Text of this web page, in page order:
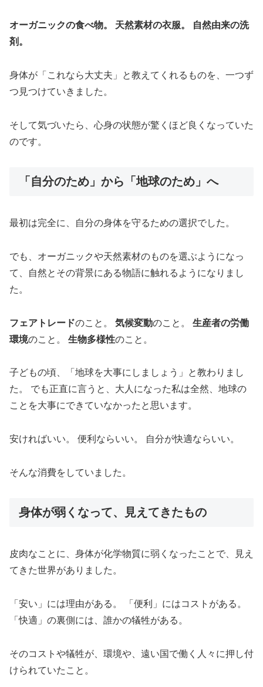
オーガニックの食べ物。 天然素材の衣服。
自然由来の洗
剤。
身体が「これなら大丈夫」と教えてくれるものを、一つず
つ見つけていきました。
そして気づいたら、心身の状態が驚くほど良くなっていた
のです。
「自分のため」から「地球のため」へ
最初は完全に、自分の身体を守るための選択でした。
でも、オーガニックや天然素材のものを選ぶようになっ
て、自然とその背景にある物語に触れるようになりまし
た。
フェアトレードのこと。 気候変動のこと。 生産者の労働
環境のこと。 生物多様性のこと。
子どもの頃、「地球を大事にしましょう」と教わりまし
た。 でも正直に言うと、大人になった私は全然、地球の
ことを大事にできていなかったと思います。
安ければいい。 便利ならいい。 自分が快適ならいい。
そんな消費をしていました。
身体が弱くなって、見えてきたもの
皮肉なことに、身体が化学物質に弱くなったことで、見え
てきた世界がありました。
「安い」には理由がある。 「便利」にはコストがある。
「快適」の裏側には、誰かの犠牲がある。
そのコストや犠牲が、環境や、遠い国で働く人々に押し付
けられていたこと。